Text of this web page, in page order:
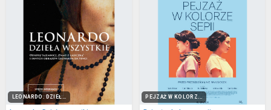
LEONARDO. DZIEŁ... PEJZAŻ W KOLORZ...